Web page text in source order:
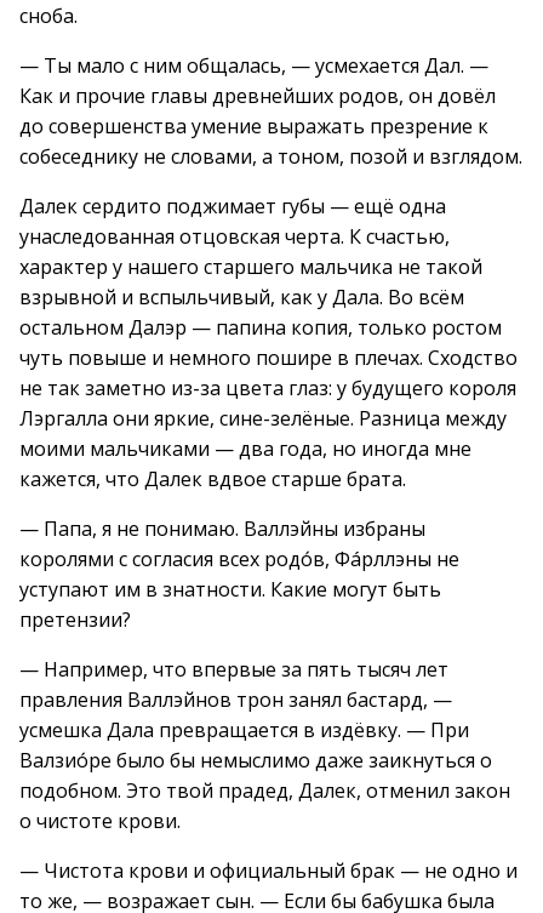
сноба.
— Ты мало с ним общалась, — усмехается Дал. —
Как и прочие главы древнейших родов, он довёл
до совершенства умение выражать презрение к
собеседнику не словами, а тоном, позой и взглядом.
Далек сердито поджимает губы — ещё одна
унаследованная отцовская черта. К счастью,
характер у нашего старшего мальчика не такой
взрывной и вспыльчивый, как у Дала. Во всём
остальном Далэр — папина копия, только ростом
чуть повыше и немного пошире в плечах. Сходство
не так заметно из-за цвета глаз: у будущего короля
Лэргалла они яркие, сине-зелёные. Разница между
моими мальчиками — два года, но иногда мне
кажется, что Далек вдвое старше брата.
— Папа, я не понимаю. Валлэйны избраны
королями с согласия всех родо́в, Фáрллэны не
уступают им в знатности. Какие могут быть
претензии?
— Например, что впервые за пять тысяч лет
правления Валлэйнов трон занял бастард, —
усмешка Дала превращается в издёвку. — При
Валзио́ре было бы немыслимо даже заикнуться о
подобном. Это твой прадед, Далек, отменил закон
о чистоте крови.
— Чистота крови и официальный брак — не одно и
то же, — возражает сын. — Если бы бабушка была